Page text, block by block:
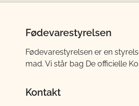
Fødevarestyrelsen
Fødevarestyrelsen er en
mad. Vi står bag De officielle
Kontakt